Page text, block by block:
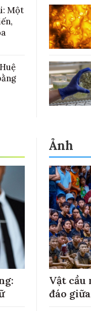
Một
Ảnh
Vật cầu
đáo